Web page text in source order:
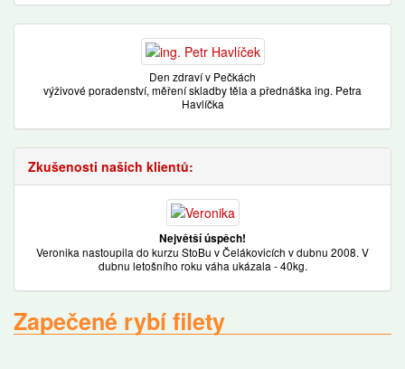
Den zdraví v Pečkách
výživové poradenství, měření skladby těla a přednáška ing. Petra
Havlíčka
Zkušenosti našich klientů:
Největší úspěch!
Veronika nastoupila do kurzu StoBu v Čelákovicích v dubnu 2008. V
dubnu letošního roku váha ukázala - 40kg.
Zapečené rybí filety